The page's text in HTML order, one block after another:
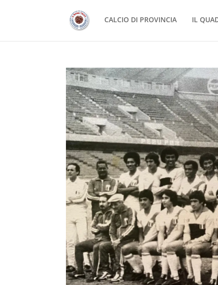
CALCIO DI PROVINCIA IL